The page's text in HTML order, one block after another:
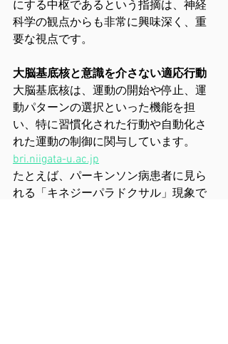
にする中枢であるという指摘は、神経
科学の観点からも非常に興味深く、重
要な視点です。
大脳基底核と意識を介さない適応行動
大脳基底核は、運動の開始や停止、運
動パターンの選択といった機能を担
い、特に習慣化された行動や自動化さ
れた運動の制御に関与しています。
bri.niigata-u.ac.jp
たとえば、パーキンソン病患者に見ら
れる「キネジーパラドクサル」現象で